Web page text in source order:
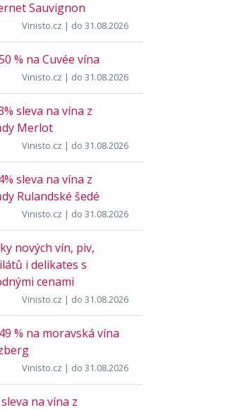
Sauvignon
Vinisto.cz | do 31.08.2026
% na Cuvée vína
Vinisto.cz | do 31.08.2026
sleva na vína z
Merlot
Vinisto.cz | do 31.08.2026
sleva na vína z
Rulandské šedé
Vinisto.cz | do 31.08.2026
nových vín, piv,
i delikates s
cenami
Vinisto.cz | do 31.08.2026
% na moravská vína
Vinisto.cz | do 31.08.2026
na vína z